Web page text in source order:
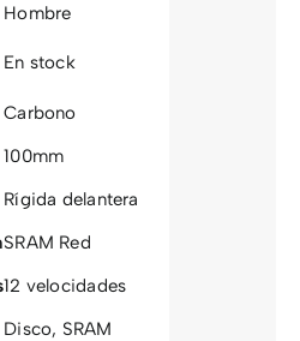
Hombre
En stock
Carbono
100mm
Rígida delantera
SRAM Red
12 velocidades
Disco, SRAM